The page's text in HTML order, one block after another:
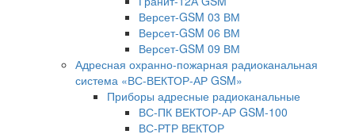
Версет-GSM 03 ВМ
Версет-GSM 06 ВМ
Версет-GSM 09 ВМ
Адресная охранно-пожарная радиоканальная
система «ВС-ВЕКТОР-АР GSM»
Приборы адресные радиоканальные
ВС-ПК ВЕКТОР-АР GSM-100
ВС-РТР ВЕКТОР